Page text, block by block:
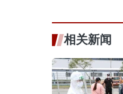
相关新闻